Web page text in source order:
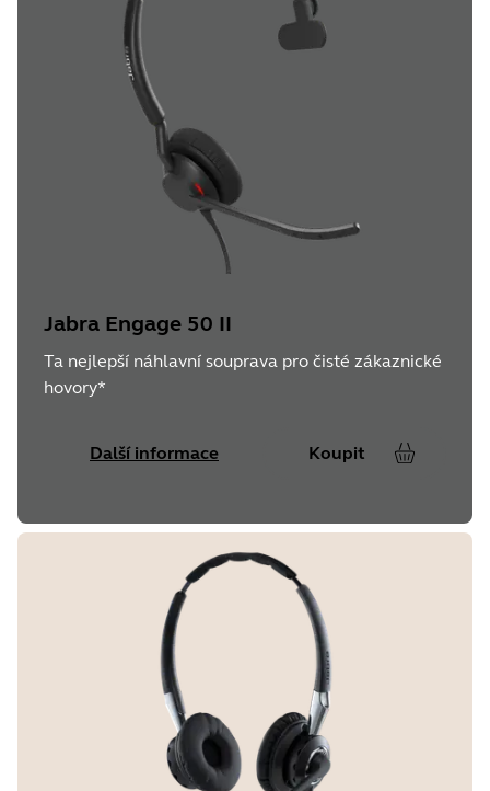
Jabra Engage 50 II
Ta nejlepší náhlavní souprava pro čisté zákaznické
hovory*
Další informace Koupit